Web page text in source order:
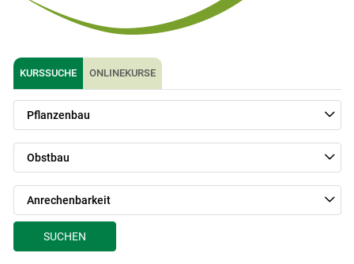
KURSSUCHE ONLINEKURSE
Pflanzenbau
Obstbau
Anrechenbarkeit
SUCHEN